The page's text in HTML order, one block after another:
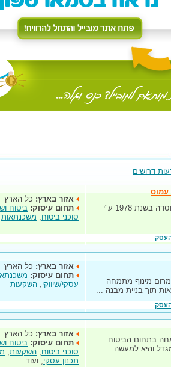
דרושים
עמוס
בס"ד עתיד סוכנות ישראלית לביטוח נוסדה בשנת 1978 ע"י
אזור בארץ: כל הארץ
תחום עיסוק: ביטוח
סוכני ביטוח, משכנתאות
מינוף מתמחה
תוך בניית מבנה ...
אזור בארץ: כל הארץ
תחום עיסוק:
עסקי/שיווקי, השקעות
בתחום הביטוח.
והיא למעשה
אזור בארץ: כל הארץ
תחום עיסוק: ביטוח
סוכני ביטוח, השקעות,
תכנון עסקי, ועוד...